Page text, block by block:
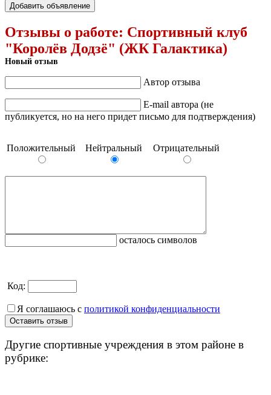
Добавить объявление
Отзывы о работе: Спортивный клуб
"Королёв Додзё" (ЖК Галактика)
Новый отзыв
Автор отзыва
E-mail автора (не
публикуется, но на него придет письмо для подтверждения)
Положительный Нейтральный Отрицательный
осталось символов
Код:
Я соглашаюсь с политикой конфиденциальности
Другие спортивные учреждения в этом районе в
рубрике: